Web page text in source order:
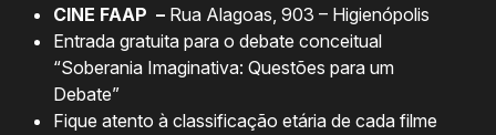
CINE FAAP – Rua Alagoas, 903 – Higienópolis
Entrada gratuita para o debate conceitual
“Soberania Imaginativa: Questões para um
Debate”
Fique atento à classificação etária de cada filme